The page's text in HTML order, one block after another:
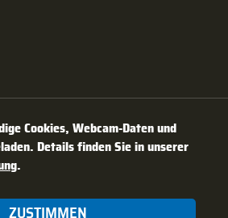
Cookies, Webcam-Daten und
Details finden Sie in unserer
.
ZUSTIMMEN